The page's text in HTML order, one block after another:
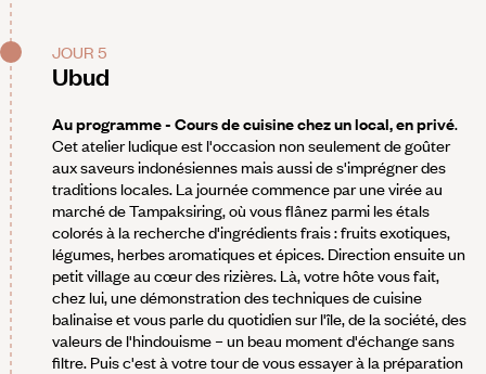
JOUR 5
Ubud
Au programme - Cours de cuisine chez un local, en privé.
Cet atelier ludique est l'occasion non seulement de goûter
aux saveurs indonésiennes mais aussi de s'imprégner des
traditions locales. La journée commence par une virée au
marché de Tampaksiring, où vous flânez parmi les étals
colorés à la recherche d'ingrédients frais : fruits exotiques,
légumes, herbes aromatiques et épices. Direction ensuite un
petit village au cœur des rizières. Là, votre hôte vous fait,
chez lui, une démonstration des techniques de cuisine
balinaise et vous parle du quotidien sur l'île, de la société, des
valeurs de l'hindouisme – un beau moment d'échange sans
filtre. Puis c'est à votre tour de vous essayer à la préparation